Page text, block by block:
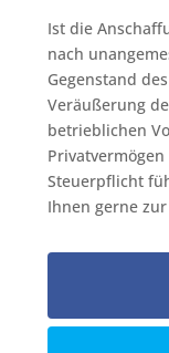
Ist die
nach
Gegenstand
Veräußerung
betrieblichen
Steuerpflicht
Ihnen gerne